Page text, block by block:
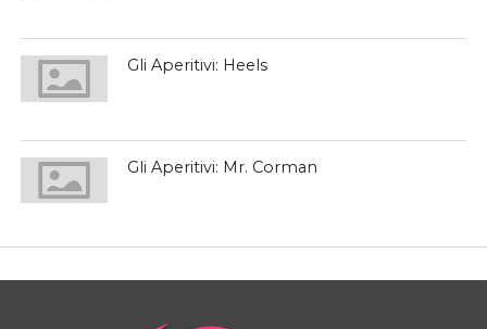
Gli Aperitivi: Heels
Gli Aperitivi: Mr. Corman